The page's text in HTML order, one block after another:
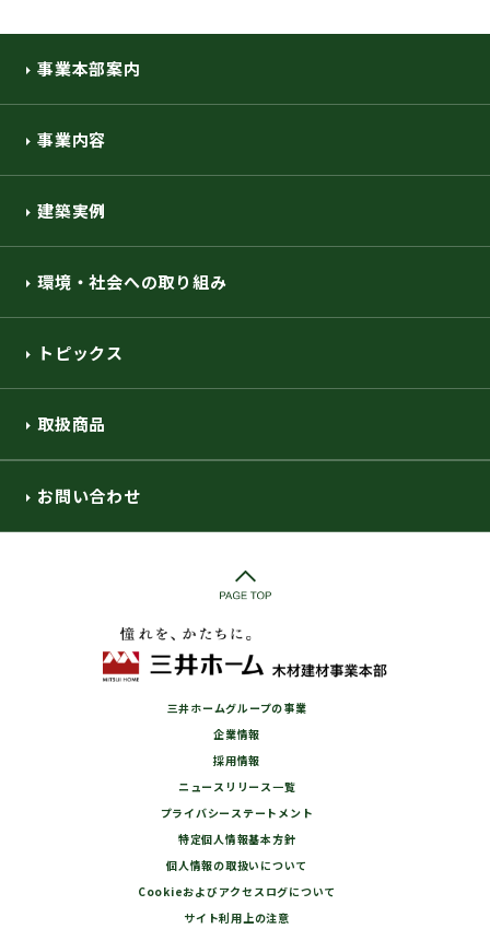
事業本部案内
事業内容
建築実例
環境・社会への取り組み
トピックス
取扱商品
お問い合わせ
三井ホームグループの事業
企業情報
採用情報
ニュースリリース一覧
プライバシーステートメント
特定個人情報基本方針
個人情報の取扱いについて
Cookieおよびアクセスログについて
サイト利用上の注意